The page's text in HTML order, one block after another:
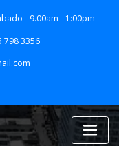
- 9.00am - 1:00pm
798 3356